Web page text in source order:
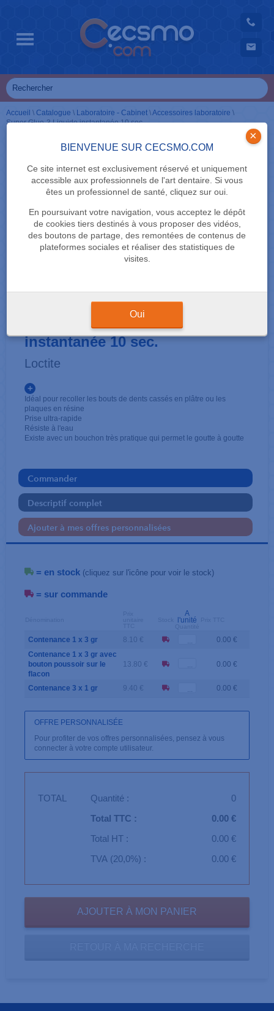
BIENVENUE SUR CECSMO.COM
Ce site internet est exclusivement réservé et uniquement
accessible aux professionnels de l'art dentaire. Si vous
êtes un professionnel de santé, cliquez sur oui.
En poursuivant votre navigation, vous acceptez le dépôt
de cookies tiers destinés à vous proposer des vidéos,
des boutons de partage, des remontées de contenus de
plateformes sociales et réaliser des statistiques de
visites.
×
Oui
Accueil \ Catalogue \ Laboratoire - Cabinet \Accessoires laboratoire \
Super Glue-3 Liquide instantanée 10 sec.
Super Glue-3 Liquide
instantanée 10 sec.
Loctite
+
Idéal pour recoller les bouts de dents cassés en plâtre ou les
plaques en résine
Prise ultra-rapide
Résiste à l'eau
Existe avec un bouchon très pratique qui permet le goutte à goutte
Commander
Descriptif complet
Ajouter à mes offres personnalisées
= en stock (cliquez sur l'icône pour voir le stock)
= sur commande
A
l'unité
Contenance 1 x 3 gr 8.10 €
0.00 €
Contenance 1 x 3 gr avec
bouton poussoir sur le
flacon
13.80 € 0.00 €
Contenance 3 x 1 gr 9.40 € 0.00 €
OFFRE PERSONNALISÉE
Pour profiter de vos offres personnalisées, pensez à vous
connecter à votre compte utilisateur.
TOTAL Quantité :
0
Total TTC :
0.00 €
Total HT :
0.00 €
TVA (20,0%) :
0.00 €